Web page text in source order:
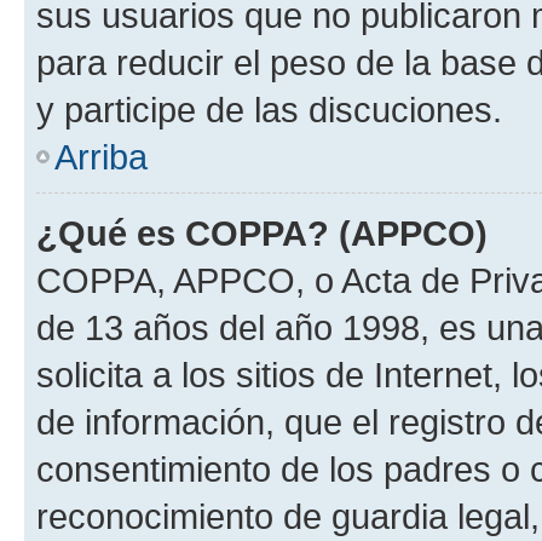
sus usuarios que no publicaron
para reducir el peso de la base
y participe de las discuciones.
Arriba
¿Qué es COPPA? (APPCO)
COPPA, APPCO, o Acta de
de 13 años del año 1998, es
solicita a los sitios de Internet,
de información, que el registro
consentimiento de los padres o
reconocimiento de guardia